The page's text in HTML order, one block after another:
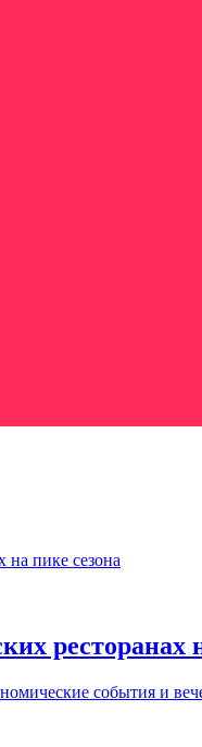
на пике сезона
ресторанах
события и